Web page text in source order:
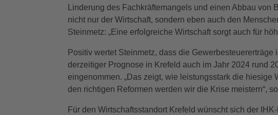
Linderung des Fachkräftemangels und einen Abbau von
nicht nur der Wirtschaft, sondern eben auch den
Steinmetz: „Eine erfolgreiche Wirtschaft sorgt auch für
Positiv wertet Steinmetz, dass die
derzeitiger Prognose in Krefeld auch im Jahr 2024 rund
eingenommen. „Das zeigt, wie leistungsstark die hiesige
den richtigen Reformen werden wir die Krise meistern“,
Für den Wirtschaftsstandort Krefeld wünscht sich der